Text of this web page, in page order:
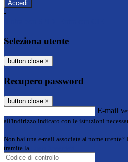
-
Seleziona utente
button close ×
Recupero password
button close ×
E-mail
all'indirizzo indicato con le istruzioni
Non hai una e-mail associata al nome utente?
tramite la